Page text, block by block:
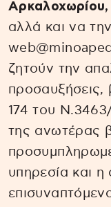
αλλά και να
ζητούν την
προσαυξήσεις,
174 του
της ανωτέρας
υπηρεσία και η